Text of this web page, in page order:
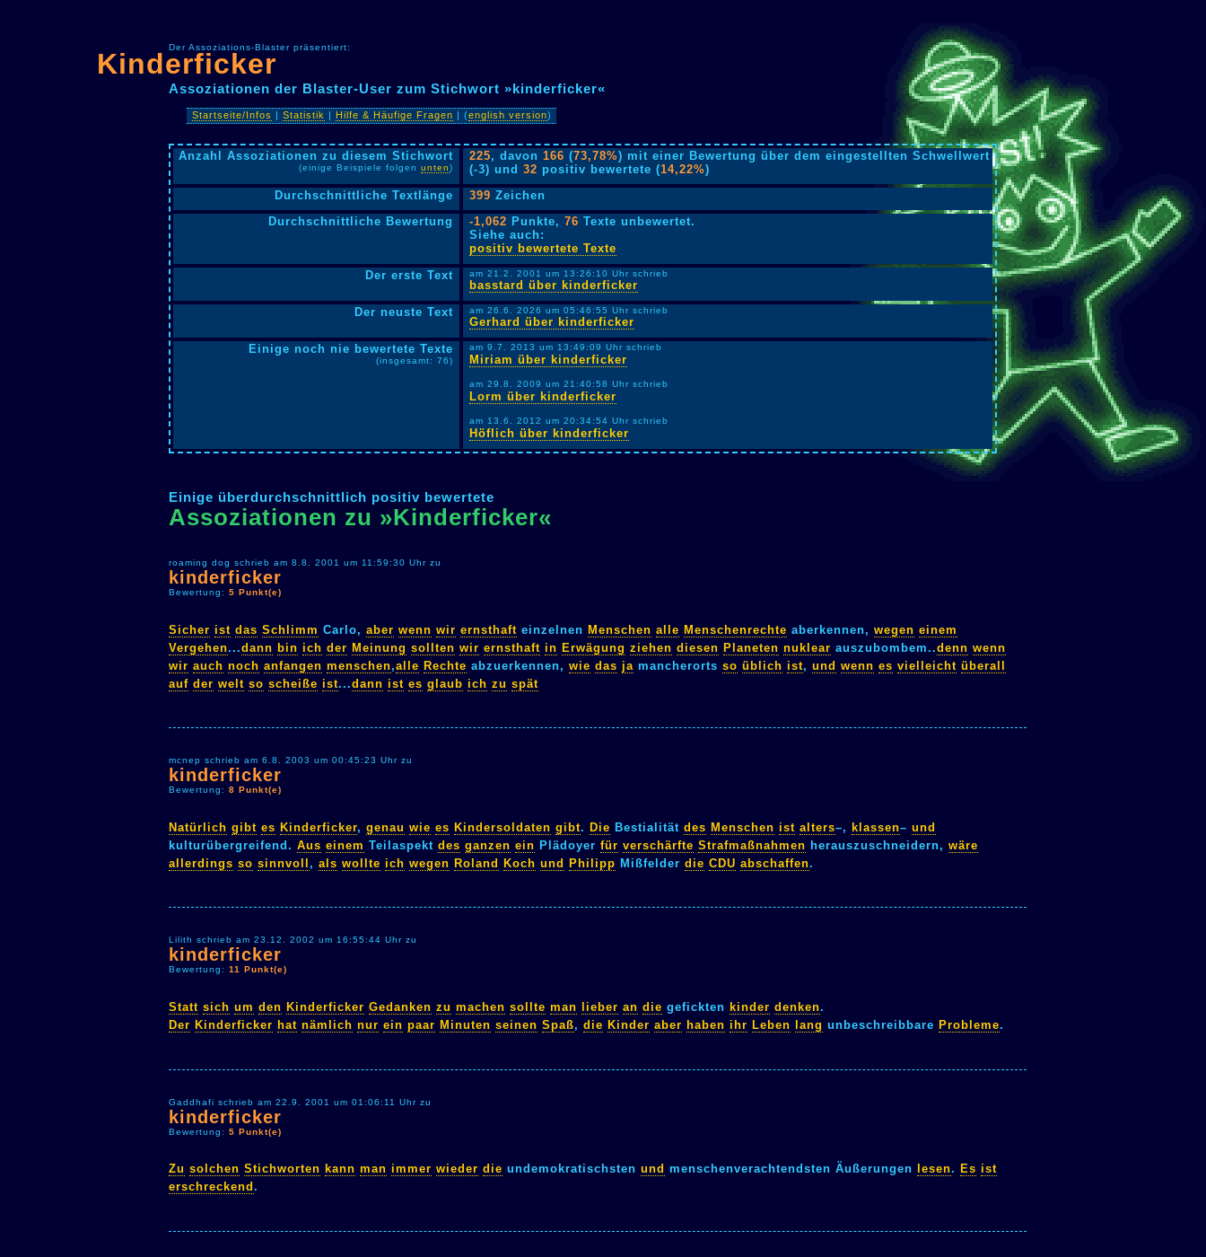
Der Assoziations-Blaster präsentiert:
Kinderficker
Assoziationen der Blaster-User zum Stichwort »kinderficker«
Startseite/Infos Statistik Hilfe & Häufige Fragen | (english version)
Anzahl Assoziationen zu diesem Stichwort
(einige Beispiele folgen unten)
225, davon166 (73,78%) mit einer Bewertung über dem eingestellten Schwellwert
(-3) und32 positiv bewertete (14,22%)
Durchschnittliche Textlänge
399 Zeichen
Durchschnittliche Bewertung
-1,062 Punkte,76 Texte unbewertet.
Siehe auch:
positiv bewertete Texte
Der erste Text
am 21.2. 2001 um 13:26:10 Uhr schrieb
basstard über kinderficker
Der neuste Text
am 26.6. 2026 um 05:46:55 Uhr schrieb
Gerhard über kinderficker
Einige noch nie bewertete Texte
(insgesamt: 76)
am 9.7. 2013 um 13:49:09 Uhr schrieb
Miriam über kinderficker
am 29.8. 2009 um 21:40:58 Uhr schrieb
Lorm über kinderficker
am 13.6. 2012 um 20:34:54 Uhr schrieb
Höflich über kinderficker
Einige überdurchschnittlich positiv bewertete
Assoziationen zu »Kinderficker«
roaming dog schrieb am 8.8. 2001 um 11:59:30 Uhr zu
kinderficker
Bewertung: 5 Punkt(e)
Sicher ist das Schlimm Carlo, aber wenn wir ernsthaft einzelnen Menschen alle Menschenrechte aberkennen, wegen einem
Vergehen...dann bin ich der Meinung sollten wir ernsthaft in Erwägung ziehen diesen Planeten nuklear auszubombem..denn wenn
wir auch noch anfangen menschen,alle Rechte abzuerkennen, wie das ja mancherorts so üblich ist, und wenn es vielleicht überall
auf der welt so scheiße ist...dann ist es glaub ich zu spät
mcnep schrieb am 6.8. 2003 um 00:45:23 Uhr zu
kinderficker
Bewertung: 8 Punkt(e)
Natürlich gibt es Kinderficker, genau wie es Kindersoldaten gibt. Die Bestialität des Menschen ist alters–, klassen– und
kulturübergreifend. Aus einem Teilaspekt des ganzen ein Plädoyer für verschärfte Strafmaßnahmen herauszuschneidern, wäre
allerdings so sinnvoll , als wollte ich wegen Roland Koch und Philipp Mißfelder die CDU abschaffen.
Lilith schrieb am 23.12. 2002 um 16:55:44 Uhr zu
kinderficker
Bewertung: 11 Punkt(e)
Statt sich um den Kinderficker Gedanken zu machen sollte man lieber an die gefickten kinder denken.
Der Kinderficker hat nämlich nur ein paar Minuten seinen Spaß, die Kinder aber haben ihr Leben lang unbeschreibbare Probleme.
Gaddhafi schrieb am 22.9. 2001 um 01:06:11 Uhr zu
kinderficker
Bewertung: 5 Punkt(e)
Zu solchen Stichworten kann man immer wieder die undemokratischsten und menschenverachtendsten Äußerungen lesen. Es ist
erschreckend .